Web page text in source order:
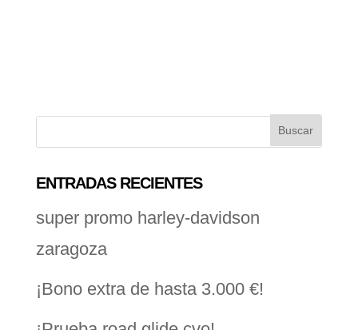
ENTRADAS RECIENTES
super promo harley-davidson
zaragoza
¡Bono extra de hasta 3.000 €!